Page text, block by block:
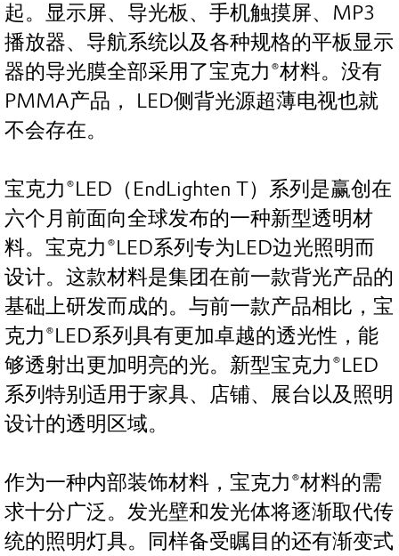
起。显示屏、导光板、手机触摸屏、MP3
播放器、导航系统以及各种规格的平板显示
器的导光膜全部采用了宝克力®材料。没有
PMMA产品， LED侧背光源超薄电视也就
不会存在。
宝克力®LED（EndLighten T）系列是赢创在
六个月前面向全球发布的一种新型透明材
料。宝克力®LED系列专为LED边光照明而
设计。这款材料是集团在前一款背光产品的
基础上研发而成的。与前一款产品相比，宝
克力®LED系列具有更加卓越的透光性，能
够透射出更加明亮的光。新型宝克力®LED
系列特别适用于家具、店铺、展台以及照明
设计的透明区域。
作为一种内部装饰材料，宝克力®材料的需
求十分广泛。发光壁和发光体将逐渐取代传
统的照明灯具。同样备受瞩目的还有渐变式